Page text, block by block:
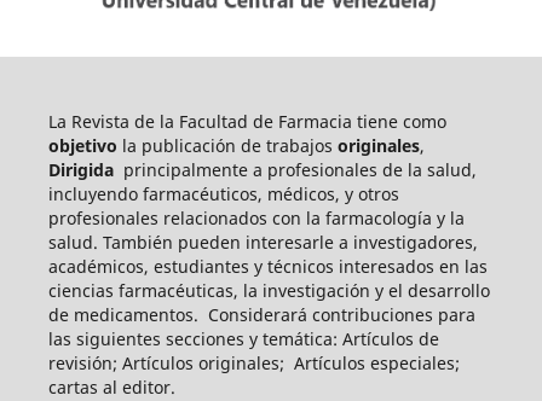
La Revista de la Facultad de Farmacia tiene como
objetivo la publicación de trabajos originales,
Dirigida principalmente a profesionales de la salud,
incluyendo farmacéuticos, médicos, y otros
profesionales relacionados con la farmacología y la
salud. También pueden interesarle a investigadores,
académicos, estudiantes y técnicos interesados en las
ciencias farmacéuticas, la investigación y el desarrollo
de medicamentos. Considerará contribuciones para
las siguientes secciones y temática: Artículos de
revisión; Artículos originales; Artículos especiales;
cartas al editor.